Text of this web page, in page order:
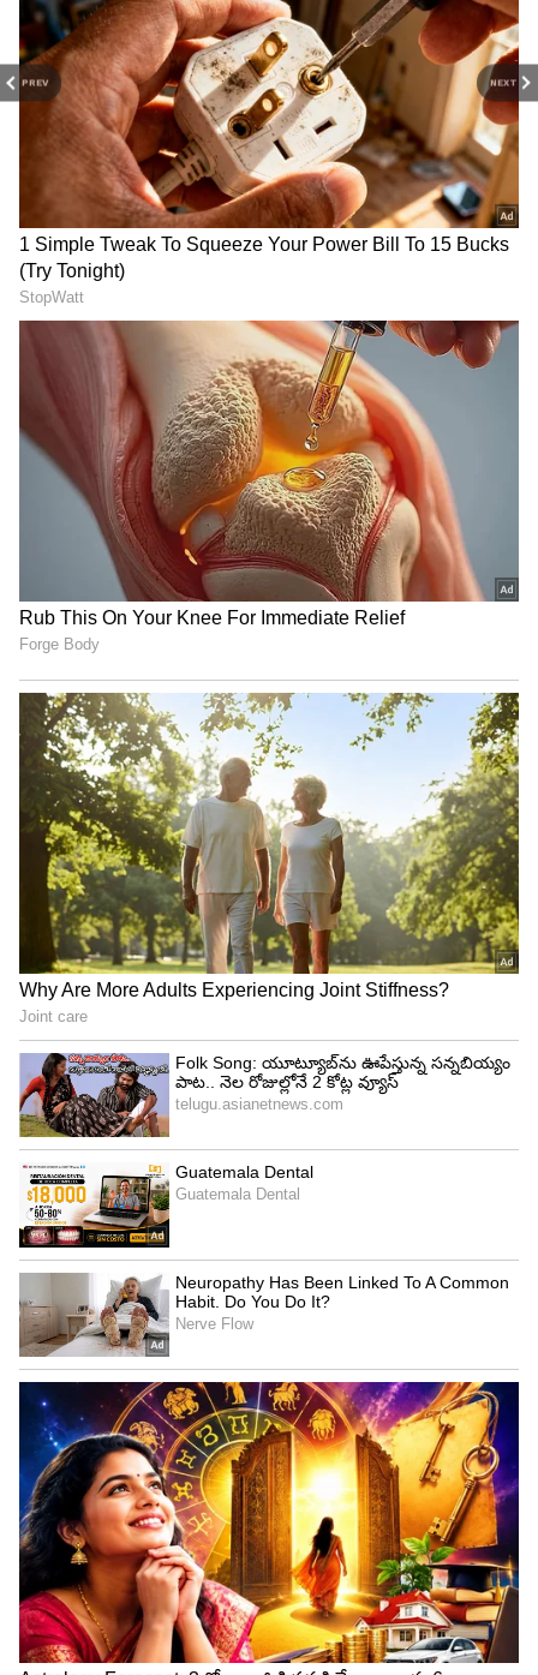
PREV NEXT
వనభోజనాలకు రాకుండా చేస్తే మంచిది అనుకోని ప్లాన్
వేస్తాడు.
5
మరొకవైపు ధరణి వస ధార భోజనానికి సిద్ధం చేస్తూ ఉండగా
అప్పుడు రిషి గిఫ్ట్ తీసుకుని వచ్చి వసుధార కనిపించకుండా
అక్కడి నుంచి వెళ్ళిపోతాడు. ఆ తర్వాత అందరూ కలిసి
భోజనానికి కూర్చుంటారు. అప్పుడు రిషి,వసు పక్కన
ఉండగా నీకోసం గిఫ్ట్ తెచ్చాను అని మెసేజ్ చేస్తాడు.
అప్పుడు వారిద్దరూ పక్కపక్కనే ఉంటూ కూడా చాటింగ్
చేస్తూ ఉంటారు. అప్పుడు దేవయాని ఏంటి వసుధార వన
చెప్పడంతో అందరూ షాక్ అవుతారు. అప్పుడు సార్ ఏదో
ఒకటి చెప్పి కవర్ చేయండి సార్ అని రిషికి చెబుతుంది.
అప్పుడు రిషి అబద్ధాలు చెప్పి కవర్ చేస్తాడు.
4
5
అప్పుడు ఎలా అయినా దేవయాని ని వనభోజనాలకు
రానివ్వకుండా చేయాలని కావాలనే హాట్ బాక్స్ ని దేవయాని
కాళ్ళ మీద పడేలా చేస్తాడు గౌతమ్. తర్వాత దేవయాని కాలు
నొప్పితో అల్లాడుతూ ఉండగా మీరందరూ వెళ్లండి నేను
పెద్దమ్మ దగ్గరే ఉంటాను అని అంటాడు రిషి. అప్పుడు
అదేంటి రిషి మినిస్టర్ సార్ నేను తప్పకుండా రమ్మని